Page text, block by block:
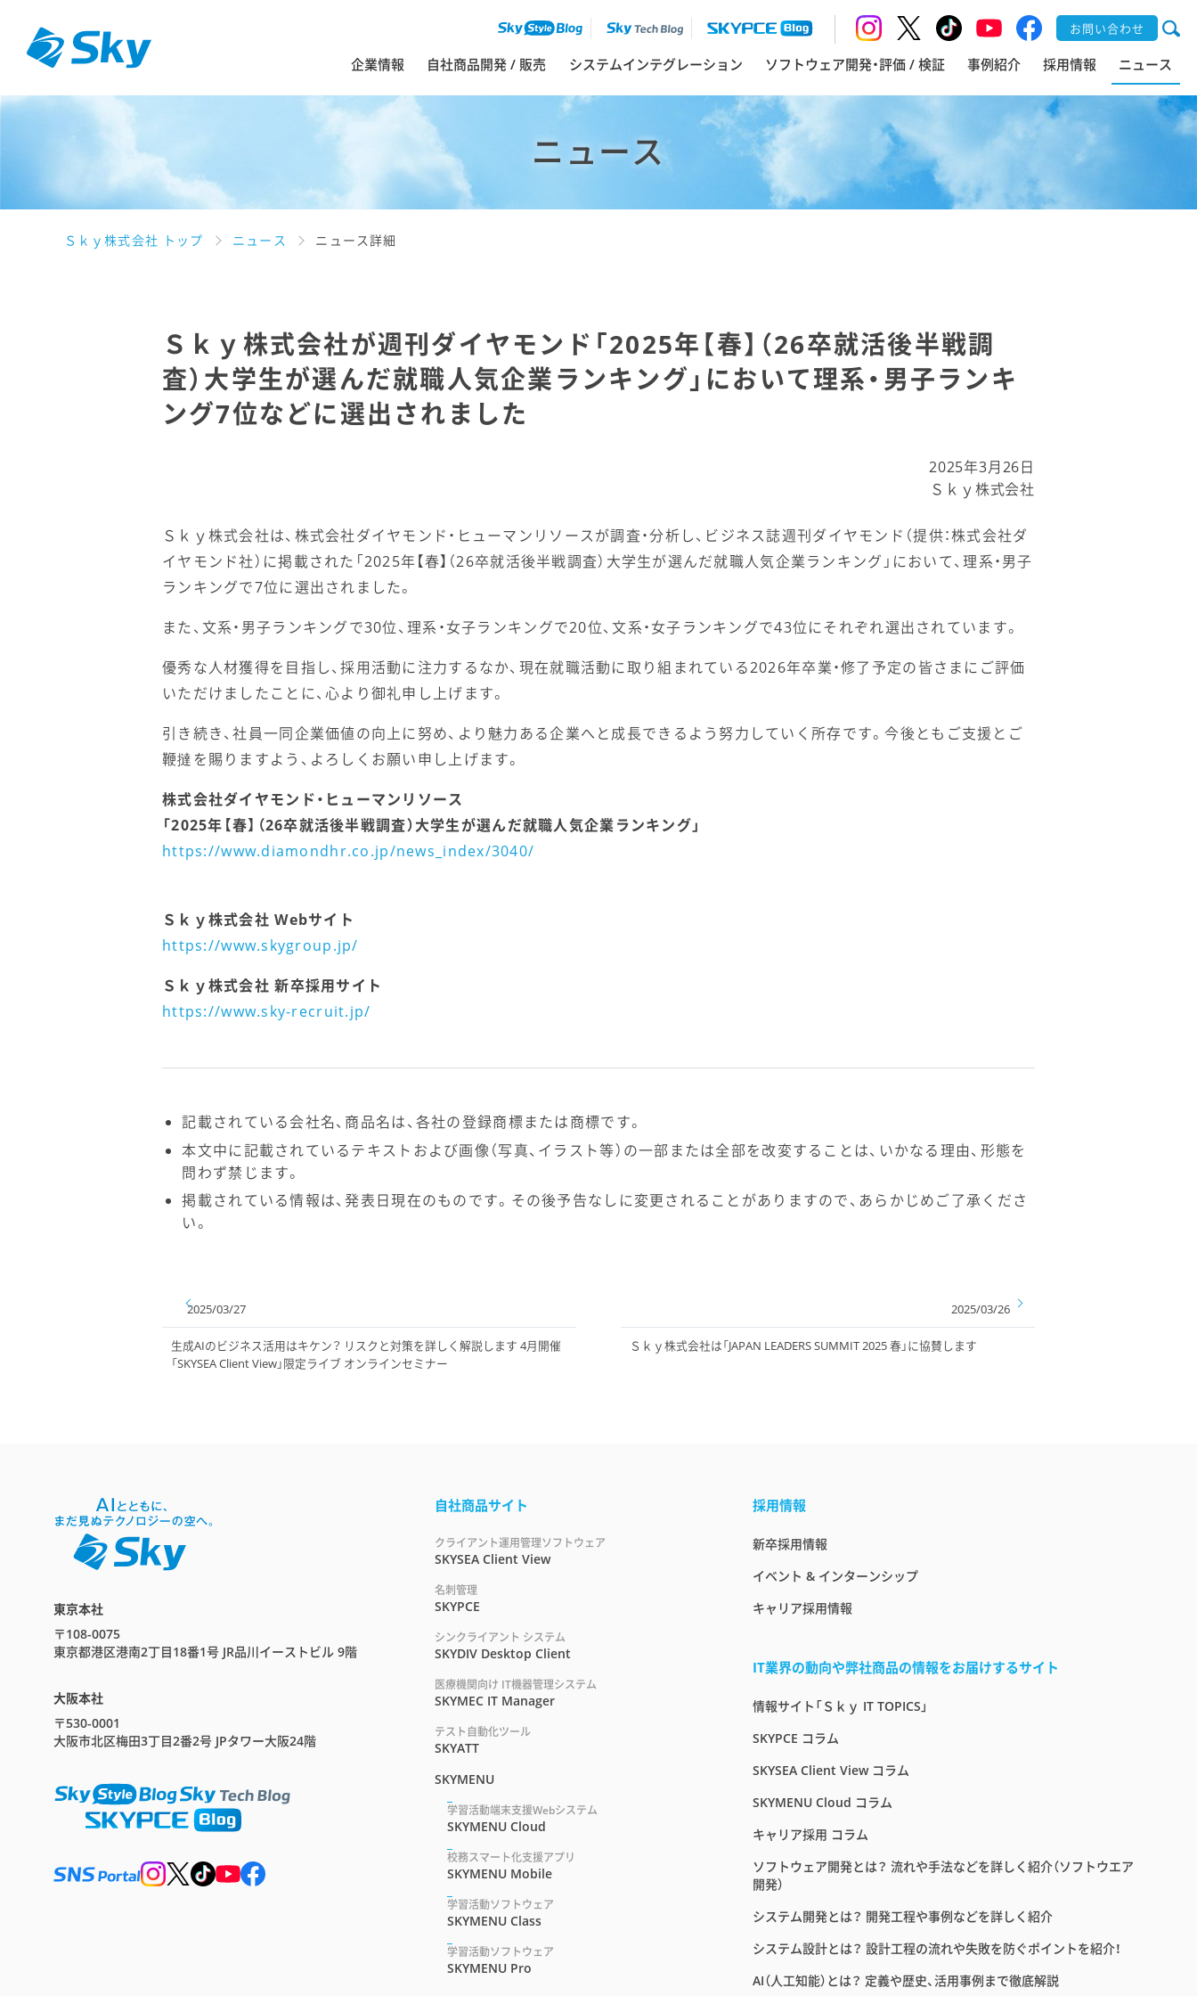
お問い合わせ
企業情報 自社商品開発 / 販売 システムインテグレーション ソフトウェア開発・評価 / 検証 事例紹介 採用情報 ニュース
ニュース
Ｓｋｙ株式会社 トップ ニュース ニュース詳細
Ｓｋｙ株式会社が週刊ダイヤモンド「2025年【春】（26卒就活後半戦調
査）大学生が選んだ就職人気企業ランキング」において理系・男子ランキ
ング7位などに選出されました
2025年3月26日
Ｓｋｙ株式会社
Ｓｋｙ株式会社は、株式会社ダイヤモンド・ヒューマンリソースが調査・分析し、ビジネス誌週刊ダイヤモンド（提供：株式会社ダ
イヤモンド社）に掲載された「2025年【春】（26卒就活後半戦調査）大学生が選んだ就職人気企業ランキング」において、理系・男子
ランキングで7位に選出されました。
また、文系・男子ランキングで30位、理系・女子ランキングで20位、文系・女子ランキングで43位にそれぞれ選出されています。
優秀な人材獲得を目指し、採用活動に注力するなか、現在就職活動に取り組まれている2026年卒業・修了予定の皆さまにご評価
いただけましたことに、心より御礼申し上げます。
引き続き、社員一同企業価値の向上に努め、より魅力ある企業へと成長できるよう努力していく所存です。今後ともご支援とご
鞭撻を賜りますよう、よろしくお願い申し上げます。
株式会社ダイヤモンド・ヒューマンリソース
「2025年【春】（26卒就活後半戦調査）大学生が選んだ就職人気企業ランキング」
https://www.diamondhr.co.jp/news_index/3040/
Ｓｋｙ株式会社 Webサイト
https://www.skygroup.jp/
Ｓｋｙ株式会社 新卒採用サイト
https://www.sky-recruit.jp/
記載されている会社名、商品名は、各社の登録商標または商標です。
本文中に記載されているテキストおよび画像（写真、イラスト等）の一部または全部を改変することは、いかなる理由、形態を
問わず禁じます。
掲載されている情報は、発表日現在のものです。その後予告なしに変更されることがありますので、あらかじめご了承くださ
い。
2025/03/27
生成AIのビジネス活用はキケン？ リスクと対策を詳しく解説します 4月開催
「SKYSEA Client View」限定ライブ オンラインセミナー
2025/03/26
Ｓｋｙ株式会社は「JAPAN LEADERS SUMMIT 2025 春」に協賛します
東京本社
〒108-0075
東京都港区港南2丁目18番1号 JR品川イーストビル 9階
大阪本社
〒530-0001
大阪市北区梅田3丁目2番2号 JPタワー大阪24階
自社商品サイト
クライアント運用管理ソフトウェア
SKYSEA Client View
名刺管理
SKYPCE
シンクライアント システム
SKYDIV Desktop Client
医療機関向け IT機器管理システム
SKYMEC IT Manager
テスト自動化ツール
SKYATT
SKYMENU
学習活動端末支援Webシステム
SKYMENU Cloud
校務スマート化支援アプリ
SKYMENU Mobile
学習活動ソフトウェア
SKYMENU Class
学習活動ソフトウェア
SKYMENU Pro
採用情報
新卒採用情報
イベント & インターンシップ
キャリア採用情報
IT業界の動向や弊社商品の情報をお届けするサイト
情報サイト「Ｓｋｙ IT TOPICS」
SKYPCE コラム
SKYSEA Client View コラム
SKYMENU Cloud コラム
キャリア採用 コラム
ソフトウェア開発とは？ 流れや手法などを詳しく紹介（ソフトウエア
開発）
システム開発とは？ 開発工程や事例などを詳しく紹介
システム設計とは？ 設計工程の流れや失敗を防ぐポイントを紹介！
AI（人工知能）とは？ 定義や歴史、活用事例まで徹底解説